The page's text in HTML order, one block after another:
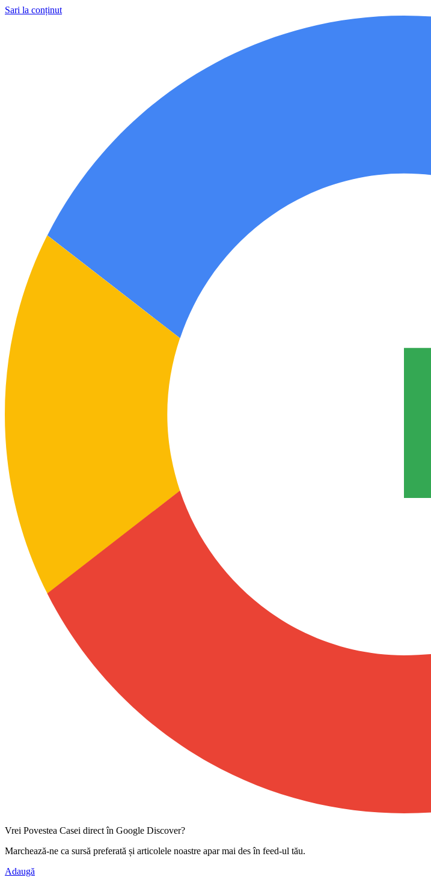
Sari la conținut
Vrei Povestea Casei direct în Google Discover?
Marchează-ne ca sursă preferată și articolele noastre apar mai des în feed-ul tău.
Adaugă